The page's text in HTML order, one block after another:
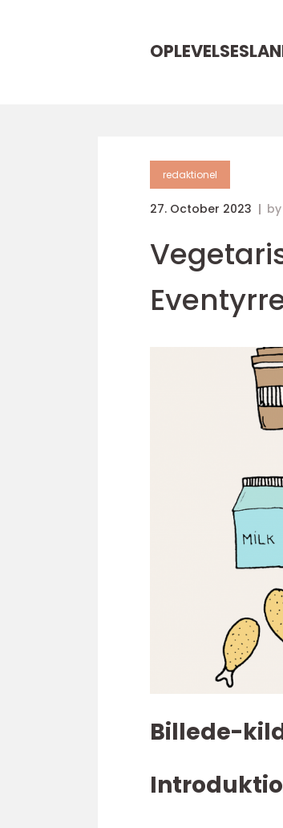
redaktionel
27. October 2023 by
Billede-